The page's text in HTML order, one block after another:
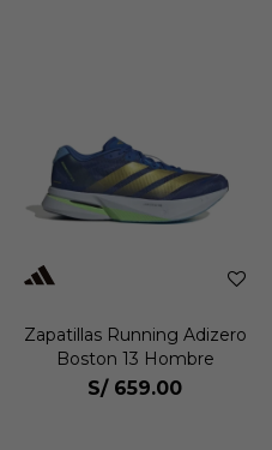
Zapatillas Running Adizero
Boston 13 Hombre
S/ 659.00